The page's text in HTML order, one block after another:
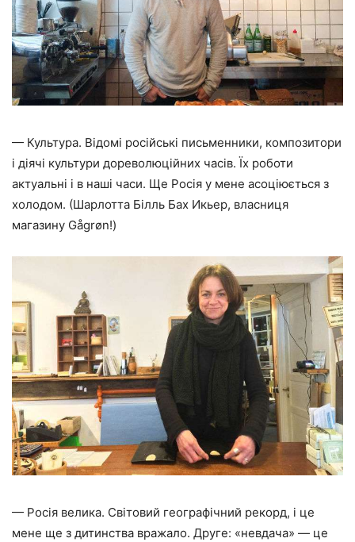
— Культура. Відомі російські письменники, композитори
і діячі культури дореволюційних часів. Їх роботи
актуальні і в наші часи. Ще Росія у мене асоціюється з
холодом. (Шарлотта Білль Бах Икьер, власниця
магазину Gågrøn!)
— Росія велика. Світовий географічний рекорд, і це
мене ще з дитинства вражало. Друге: «невдача» — це